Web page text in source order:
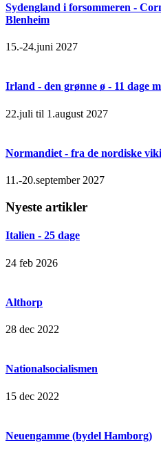
Sydengland i forsommeren -
Blenheim
15.-24.juni 2027
Irland - den grønne ø - 11 dage
22.juli til 1.august 2027
Normandiet - fra de nordiske
11.-20.september 2027
Nyeste artikler
Italien - 25 dage
24 feb 2026
Althorp
28 dec 2022
Nationalsocialismen
15 dec 2022
Neuengamme (bydel Hamborg)